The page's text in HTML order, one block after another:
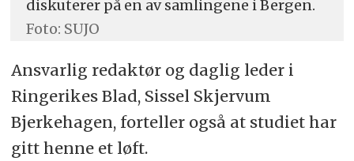
diskuterer på en av samlingene i Bergen.
Foto: SUJO
Ansvarlig redaktør og daglig leder i
Ringerikes Blad, Sissel Skjervum
Bjerkehagen, forteller også at studiet har
gitt henne et løft.